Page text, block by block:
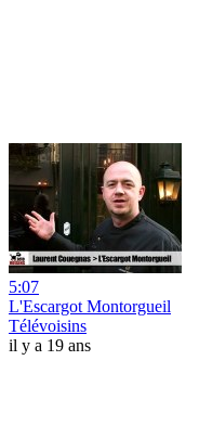
5:07
L'Escargot Montorgueil
Télévoisins
il y a 19 ans